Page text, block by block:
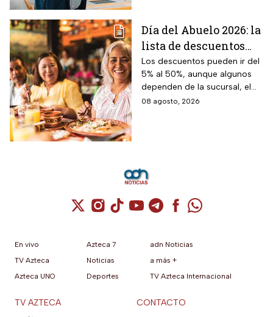
Día del Abuelo 2026: la
lista de descuentos
con tu credencial
INAPAM en
restaurantes,
transporte y tiendas
Los descuentos pueden ir del
5% al 50%, aunque algunos
dependen de la sucursal, el
servicio y los lugares
08 agosto, 2026
Cuenta de X / Twitter (se abre en una
Cuenta de Instagram (se abre en una
Cuenta de TikTok (se abre en
Cuenta de YouTube (se abre
Cuenta de Telegram (se
Cuenta de
Cuenta de
En vivo
TV Azteca
Azteca UNO
Azteca 7
Noticias
Deportes
adn Noticias
a más +
TV Azteca Internacional
TV AZTECA CONTACTO